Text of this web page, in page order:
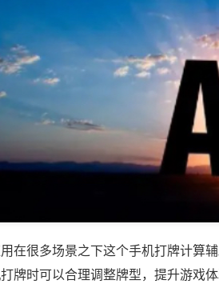
在很多场景之下这个手机打牌计算
牌时可以合理调整牌型，提升游戏